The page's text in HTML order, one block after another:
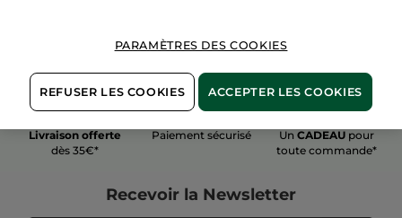
Livraison offerte
dès 35€*
Paiement sécurisé UnCADEAU pour
toute commande*
Recevoir la Newsletter
PARAMÈTRES DES COOKIES
REFUSER LES COOKIES ACCEPTER LES COOKIES